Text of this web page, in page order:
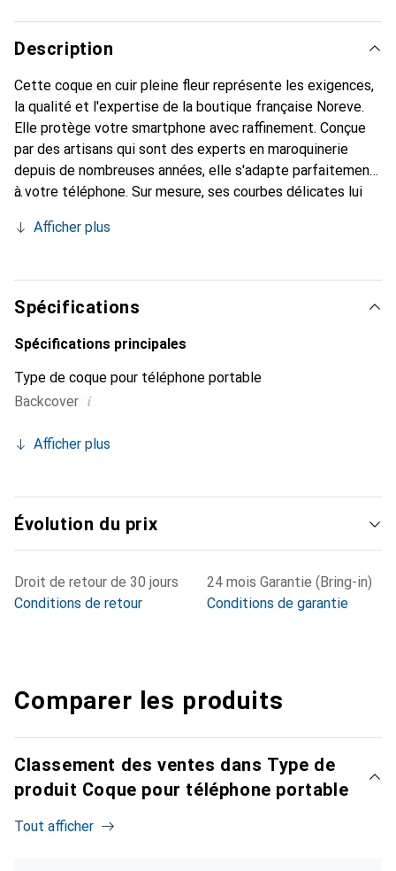
Description
Cette coque en cuir pleine fleur représente les exigences,
la qualité et l'expertise de la boutique française Noreve.
Elle protège votre smartphone avec raffinement. Conçue
par des artisans qui sont des experts en maroquinerie
depuis de nombreuses années, elle s'adapte parfaitement
à votre téléphone. Sur mesure, ses courbes délicates lui
l'accessoire chic et indispensable pour votre smartphone.
qualité, la marque Noreve est un choix sûr pour une
clientèle exigeante.
Afficher plus
Spécifications
Spécifications principales
Type de coque pour téléphone portable
Backcover i
Afficher plus
Évolution du prix
Droit de retour de 30 jours
Conditions de retour
24 mois Garantie (Bring-in)
Conditions de garantie
Comparer les produits
Classement des ventes dans Type de
produit Coque pour téléphone portable
Tout afficher